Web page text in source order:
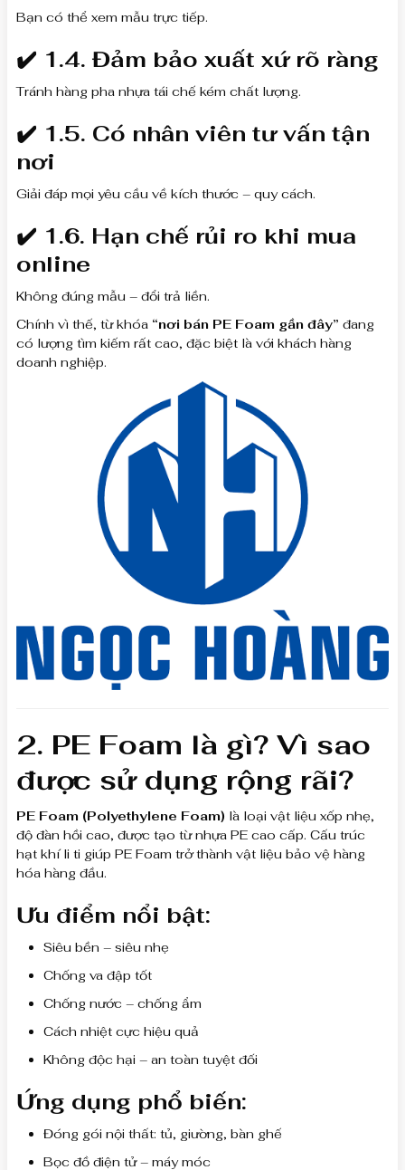
Bạn có thể xem mẫu trực tiếp.
✔️ 1.4. Đảm bảo xuất xứ rõ ràng
Tránh hàng pha nhựa tái chế kém chất lượng.
✔️ 1.5. Có nhân viên tư vấn tận
nơi
Giải đáp mọi yêu cầu về kích thước – quy cách.
✔️ 1.6. Hạn chế rủi ro khi mua
online
Không đúng mẫu – đổi trả liền.
Chính vì thế, từ khóa “nơi bán PE Foam gần đây” đang
có lượng tìm kiếm rất cao, đặc biệt là với khách hàng
doanh nghiệp.
2. PE Foam là gì? Vì sao
được sử dụng rộng rãi?
PE Foam (Polyethylene Foam) là loại vật liệu xốp nhẹ,
độ đàn hồi cao, được tạo từ nhựa PE cao cấp. Cấu trúc
hạt khí li ti giúp PE Foam trở thành vật liệu bảo vệ hàng
hóa hàng đầu.
Ưu điểm nổi bật:
Siêu bền – siêu nhẹ
Chống va đập tốt
Chống nước – chống ẩm
Cách nhiệt cực hiệu quả
Không độc hại – an toàn tuyệt đối
Ứng dụng phổ biến:
Đóng gói nội thất: tủ, giường, bàn ghế
Bọc đồ điện tử – máy móc